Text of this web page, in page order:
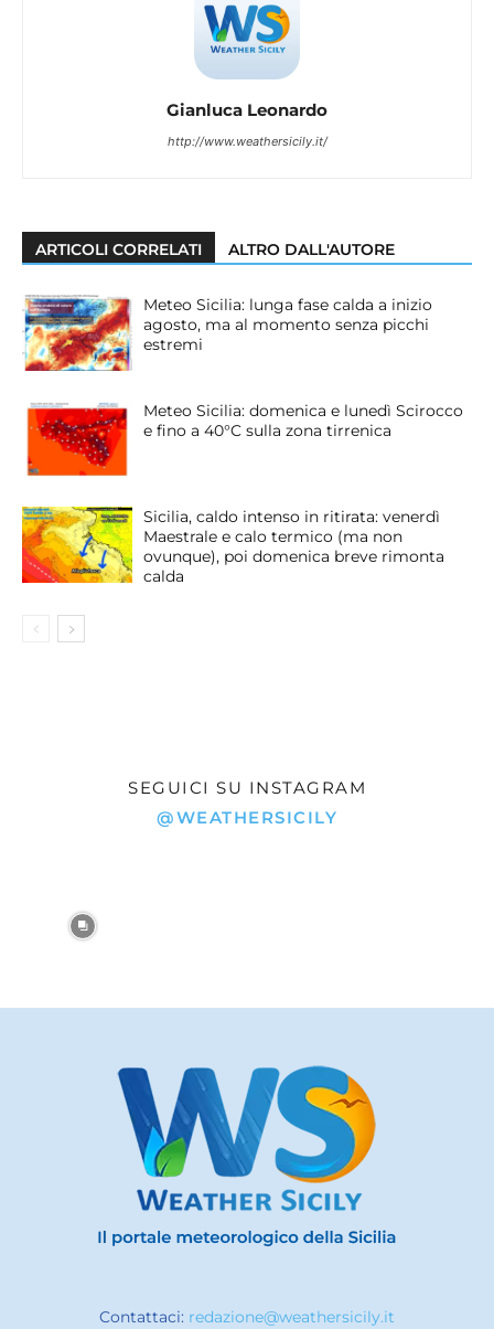
Gianluca Leonardo
http://www.weathersicily.it/
ARTICOLI CORRELATI ALTRO DALL'AUTORE
Meteo Sicilia: lunga fase calda a inizio
agosto, ma al momento senza picchi
estremi
Meteo Sicilia: domenica e lunedì Scirocco
e fino a 40°C sulla zona tirrenica
Sicilia, caldo intenso in ritirata: venerdì
Maestrale e calo termico (ma non
ovunque), poi domenica breve rimonta
calda
SEGUICI SU INSTAGRAM
@WEATHERSICILY
Contattaci: redazione@weathersicily.it